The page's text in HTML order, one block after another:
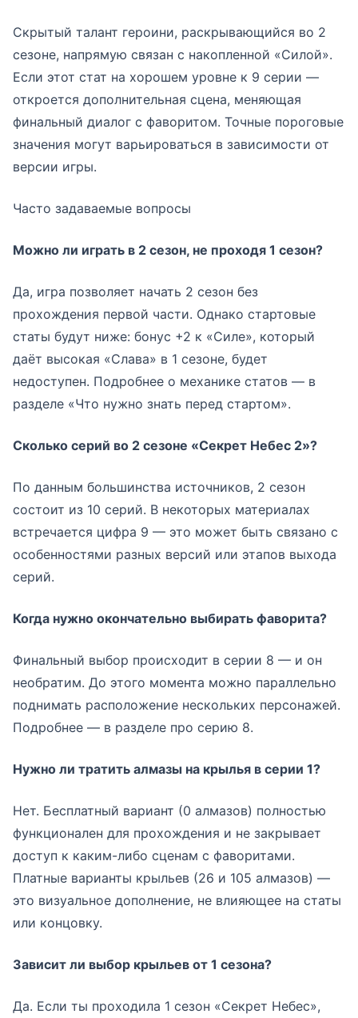
Скрытый талант героини, раскрывающийся во 2
сезоне, напрямую связан с накопленной «Силой».
Если этот стат на хорошем уровне к 9 серии —
откроется дополнительная сцена, меняющая
финальный диалог с фаворитом. Точные пороговые
значения могут варьироваться в зависимости от
версии игры.
Часто задаваемые вопросы
Можно ли играть в 2 сезон, не проходя 1 сезон?
Да, игра позволяет начать 2 сезон без
прохождения первой части. Однако стартовые
статы будут ниже: бонус +2 к «Силе», который
даёт высокая «Слава» в 1 сезоне, будет
недоступен. Подробнее о механике статов — в
разделе «Что нужно знать перед стартом».
Сколько серий во 2 сезоне «Секрет Небес 2»?
По данным большинства источников, 2 сезон
состоит из 10 серий. В некоторых материалах
встречается цифра 9 — это может быть связано с
особенностями разных версий или этапов выхода
серий.
Когда нужно окончательно выбирать фаворита?
Финальный выбор происходит в серии 8 — и он
необратим. До этого момента можно параллельно
поднимать расположение нескольких персонажей.
Подробнее — в разделе про серию 8.
Нужно ли тратить алмазы на крылья в серии 1?
Нет. Бесплатный вариант (0 алмазов) полностью
функционален для прохождения и не закрывает
доступ к каким-либо сценам с фаворитами.
Платные варианты крыльев (26 и 105 алмазов) —
это визуальное дополнение, не влияющее на статы
или концовку.
Зависит ли выбор крыльев от 1 сезона?
Да. Если ты проходила 1 сезон «Секрет Небес»,